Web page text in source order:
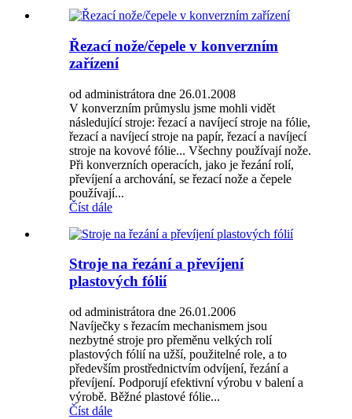
Řezací nože/čepele v konverzním
zařízení
od administrátora dne 26.01.2008
V konverzním průmyslu jsme mohli vidět
následující stroje: řezací a navíjecí stroje na fólie,
řezací a navíjecí stroje na papír, řezací a navíjecí
stroje na kovové fólie... Všechny používají nože.
Při konverzních operacích, jako je řezání rolí,
převíjení a archování, se řezací nože a čepele
používají...
Číst dále
Stroje na řezání a převíjení
plastových fólií
od administrátora dne 26.01.2006
Navíječky s řezacím mechanismem jsou
nezbytné stroje pro přeměnu velkých rolí
plastových fólií na užší, použitelné role, a to
především prostřednictvím odvíjení, řezání a
převíjení. Podporují efektivní výrobu v balení a
výrobě. Běžné plastové fólie...
Číst dále